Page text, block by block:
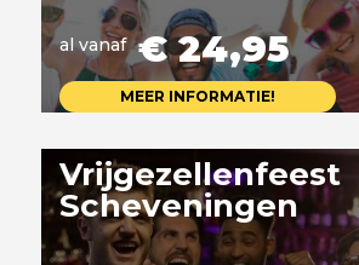
al vanaf € 24,95
MEER INFORMATIE!
Vrijgezellenfeest
Scheveningen